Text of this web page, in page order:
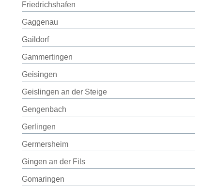
Friedrichshafen
Gaggenau
Gaildorf
Gammertingen
Geisingen
Geislingen an der Steige
Gengenbach
Gerlingen
Germersheim
Gingen an der Fils
Gomaringen